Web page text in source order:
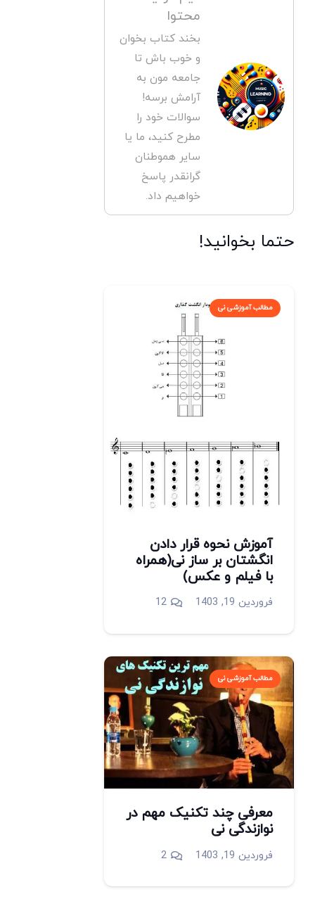
محتوا
بخند کتاب بخوان
و خوب باش تا
جامعه مون به
آرامش برسه!
سوالات خود را
مطرح کنید، ما یا
سایر هموطنان
گرانقدر پاسخ
خواهیم داد.
حتما بخوانید!
مطالب آموزشی نی
آموزش نحوه قرار دادن
انگشتان بر ساز نی(همراه
با فیلم و عکس)
فروردین 19, 1403 12دیدگاه
مطالب آموزشی نی
معرفی چند تکنیک مهم در
نوازندگی نی
فروردین 19, 1403 2دیدگاه